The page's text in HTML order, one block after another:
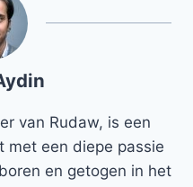
van Rudaw, is een
met een diepe passie
en getogen in het